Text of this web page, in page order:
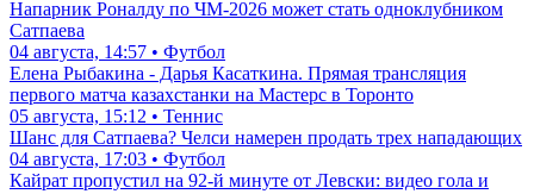
Напарник Роналду по ЧМ-2026 может стать одноклубником
Сатпаева
04 августа, 14:57 • Футбол
Елена Рыбакина - Дарья Касаткина. Прямая трансляция
первого матча казахстанки на Мастерс в Торонто
05 августа, 15:12 • Теннис
Шанс для Сатпаева? Челси намерен продать трех нападающих
04 августа, 17:03 • Футбол
Кайрат пропустил на 92-й минуте от Левски: видео гола и